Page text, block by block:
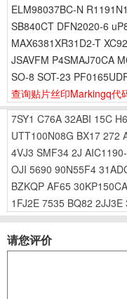
ELM98037BC-N
SB840CT DFN2020-6
MAX6381XR31D2-T
JSAVFM P4SMAJ70CA
SO-8 SOT-23
查询贴片丝印Markingq代
7SY1 C76A 32ABI 15C
UTT100N08G BX17 272
4VJ3 SMF34 2J
OJI 5690 90N55F4
BZKQP AF65 30KP150CA
1FJ2E 7535 BQ82 2JJ3E
请您评价